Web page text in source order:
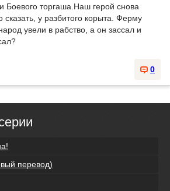
Боевого торгаша.Наш герой снова
у разбитого корыта. Ферму
увели в рабство, а он зассал и
0
перевод)